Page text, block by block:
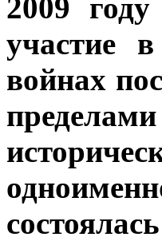
2009
участие
войнах